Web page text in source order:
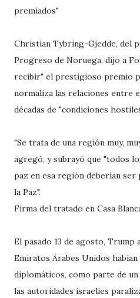
premiados"
Christian Tybring-Gjedde, del
Progreso de Noruega, dijo a
recibir" el prestigioso premio
normaliza las relaciones entre
décadas de "condiciones
"Se trata de una región muy,
agregó, y subrayó que "todos
paz en esa región deberían ser
la Paz".
Firma del tratado en Casa
El pasado 13 de agosto, Trump
Emiratos Árabes Unidos
diplomáticos, como parte de
las autoridades israelíes